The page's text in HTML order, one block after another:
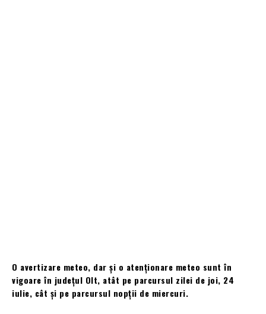
O avertizare meteo, dar și o atenționare meteo sunt în
vigoare în județul Olt, atât pe parcursul zilei de joi, 24
iulie, cât și pe parcursul nopții de miercuri.